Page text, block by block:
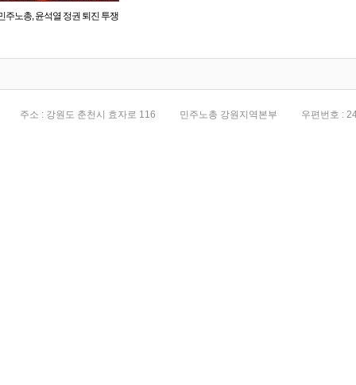
주노총, 윤석열 정권 퇴진 투쟁
주소 : 강원도 춘천시 효자로 116 민주노총 강원지역본부 우편번호 :